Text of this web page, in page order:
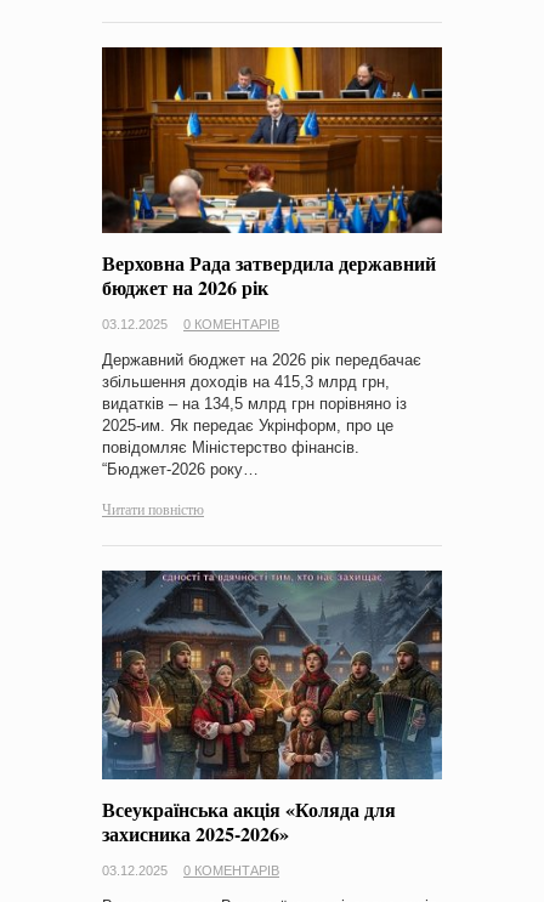
Верховна Рада затвердила державний
бюджет на 2026 рік
03.12.2025 0 КОМЕНТАРІВ
Державний бюджет на 2026 рік передбачає
збільшення доходів на 415,3 млрд грн,
видатків – на 134,5 млрд грн порівняно із
2025-им. Як передає Укрінформ, про це
повідомляє Міністерство фінансів.
“Бюджет-2026 року…
Читати повністю
Всеукраїнська акція «Коляда для
захисника 2025-2026»
03.12.2025 0 КОМЕНТАРІВ